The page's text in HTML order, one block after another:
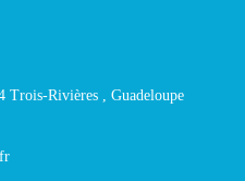
Trois-Rivières , Guadeloupe